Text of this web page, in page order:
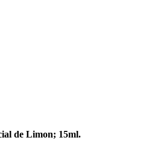
de Limon; 15ml.